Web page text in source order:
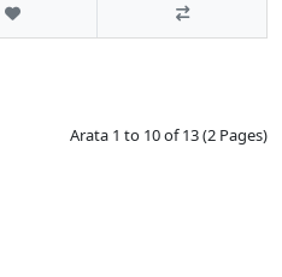
Arata 1 to 10 of 13 (2 Pages)